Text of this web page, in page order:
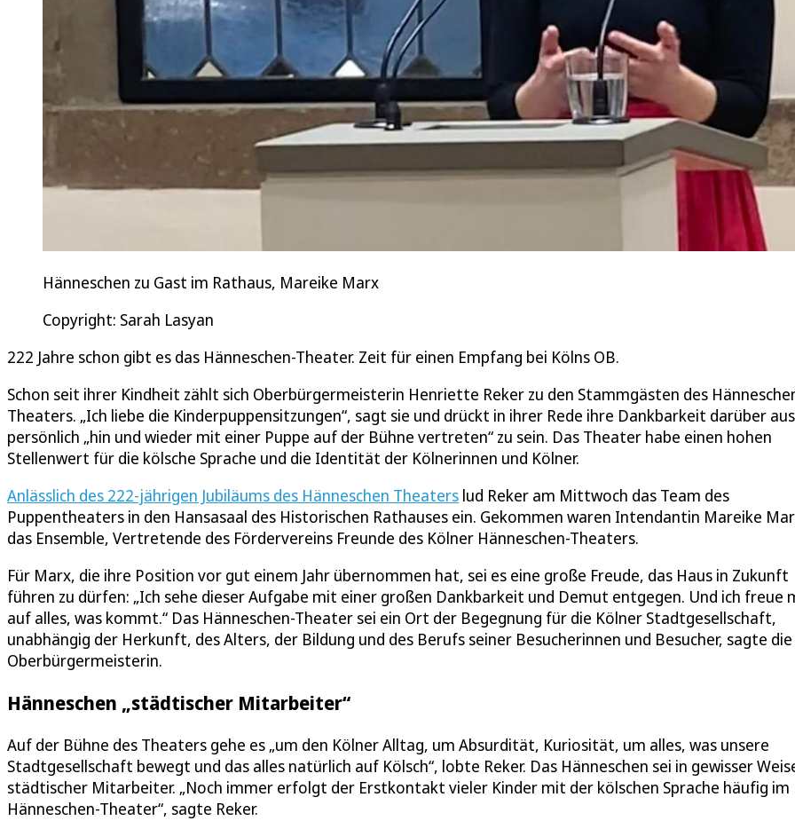
Hänneschen zu Gast im Rathaus, Mareike Marx
Copyright: Sarah Lasyan
222 Jahre schon gibt es das Hänneschen-Theater. Zeit für einen Empfang bei Kölns OB.
Schon seit ihrer Kindheit zählt sich Oberbürgermeisterin Henriette Reker zu den Stammgästen des
Theaters. „Ich liebe die Kinderpuppensitzungen“, sagt sie und drückt in ihrer Rede ihre Dankbarkeit darüber
persönlich „hin und wieder mit einer Puppe auf der Bühne vertreten“ zu sein. Das Theater habe einen hohen
Stellenwert für die kölsche Sprache und die Identität der Kölnerinnen und Kölner.
Anlässlich des 222-jährigen Jubiläums des Hänneschen Theaters lud Reker am Mittwoch das Team des
Puppentheaters in den Hansasaal des Historischen Rathauses ein. Gekommen waren Intendantin Mareike
das Ensemble, Vertretende des Fördervereins Freunde des Kölner Hänneschen-Theaters.
Für Marx, die ihre Position vor gut einem Jahr übernommen hat, sei es eine große Freude, das Haus in Zukunft
führen zu dürfen: „Ich sehe dieser Aufgabe mit einer großen Dankbarkeit und Demut entgegen. Und ich freue
auf alles, was kommt.“ Das Hänneschen-Theater sei ein Ort der Begegnung für die Kölner Stadtgesellschaft,
unabhängig der Herkunft, des Alters, der Bildung und des Berufs seiner Besucherinnen und Besucher, sagte die
Oberbürgermeisterin.
Hänneschen „städtischer Mitarbeiter“
Auf der Bühne des Theaters gehe es „um den Kölner Alltag, um Absurdität, Kuriosität, um alles, was unsere
Stadtgesellschaft bewegt und das alles natürlich auf Kölsch“, lobte Reker. Das Hänneschen sei in gewisser
städtischer Mitarbeiter. „Noch immer erfolgt der Erstkontakt vieler Kinder mit der kölschen Sprache häufig im
Hänneschen-Theater“, sagte Reker.